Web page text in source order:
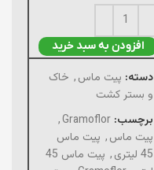
افزودن به سبد خرید
دسته: پیت ماس, خاک
و بستر کشت
برچسب: Gramoflor
,
پیت ماس, پیت ماس
45 لیتری
,
پیت ماس 45